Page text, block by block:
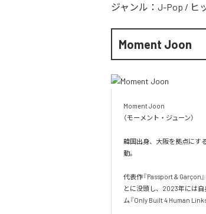
ジャンル： J-Pop / ヒ
Moment Joon
Moment Joon
（モーメント・ジューン）
韓国出身、大阪を拠点にす
動。
代表作『Passport & Garçon
とに没頭し、2023年には自
ム『Only Built 4 Human Links